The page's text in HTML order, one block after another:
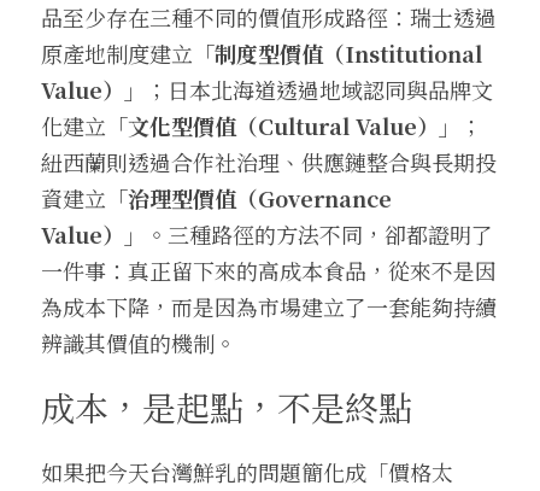
品至少存在三種不同的價值形成路徑：瑞士透過
原產地制度建立 「制度型價值（Institutional
Value）」
；日本北海道透過地域認同與品牌文
化建立 「文化型價值（Cultural Value）」
；
紐西蘭則透過合作社治理、供應鏈整合與長期投
資建立 「治理型價值（Governance
Value）」
。三種路徑的方法不同，卻都證明了
一件事：真正留下來的高成本食品，從來不是因
為成本下降，而是因為市場建立了一套能夠持續
辨識其價值的機制。
成本，是起點，不是終點
如果把今天台灣鮮乳的問題簡化成「價格太